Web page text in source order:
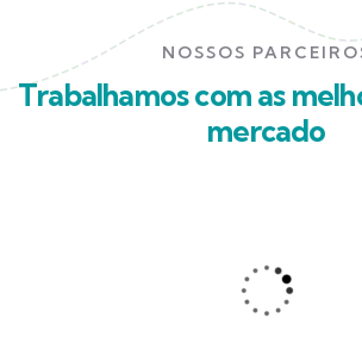
NOSSOS
Trabalhamos com as
mercado